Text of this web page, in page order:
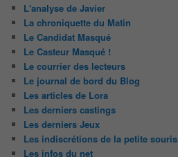
L'analyse de Javier
La chroniquette du Matin
Le Candidat Masqué
Le Casteur Masqué !
Le courrier des lecteurs
Le journal de bord du Blog
Les articles de Lora
Les derniers castings
Les derniers Jeux
Les indiscrétions de la petite souris
Les infos du net